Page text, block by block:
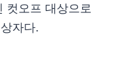
컷오프 대상으로
자다.